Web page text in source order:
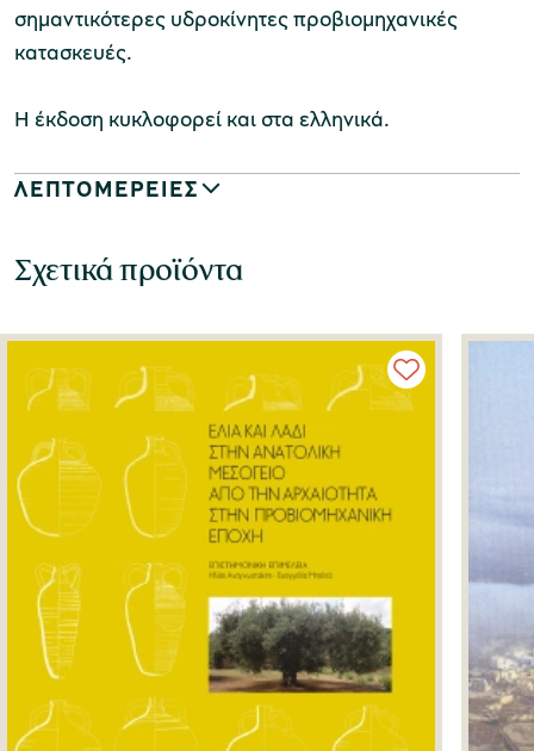
σημαντικότερες υδροκίνητες προβιομηχανικές
κατασκευές.
Η έκδοση κυκλοφορεί και στα ελληνικά.
ΛΕΠΤΟΜΕΡΕΙΕΣ
Σχετικά προϊόντα